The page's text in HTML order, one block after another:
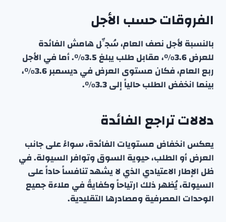
الفروقات حسب الأجل
بالنسبة لأجل نصف العام، سُجِّل هامش الفائدة
للعرض 3.6٪، مقابل طلب يبلغ 3.5٪. أما في الأجل
ربع العام، فكان مستوى العرض في ديسمبر 3.6٪،
بينما انخفض الطلب حالياً إلى 3.3٪.
دلالات تراجع الفائدة
يعكس انخفاض مستويات الفائدة، سواءً على جانب
العرض أو الطلب، حيوية السوق وتوافر السيولة. في
ظل الإطار الاعتيادي الذي لا يشهد تنافساً حاداً على
السيولة، يُظهر ذلك ارتياحاً وكفايةً في ملاءة جميع
الوحدات المصرفية ومصادرها التقليدية.